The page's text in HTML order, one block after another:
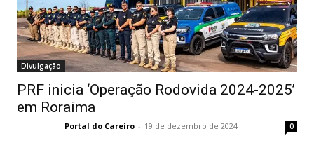
Divulgação
PRF inicia ‘Operação Rodovida 2024-2025’
em Roraima
Portal do Careiro - 19 de dezembro de 2024 0